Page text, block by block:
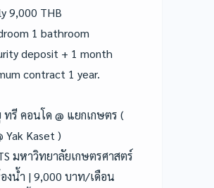
9,000 THB
1 bathroom
deposit + 1 month
contract 1 year.
ทรี คอนโด @ แยกเกษตร (
Yak Kaset )
มหาวิทยาลัยเกษตรศาสตร์
งน้ำ | 9,000 บาท/เดือน